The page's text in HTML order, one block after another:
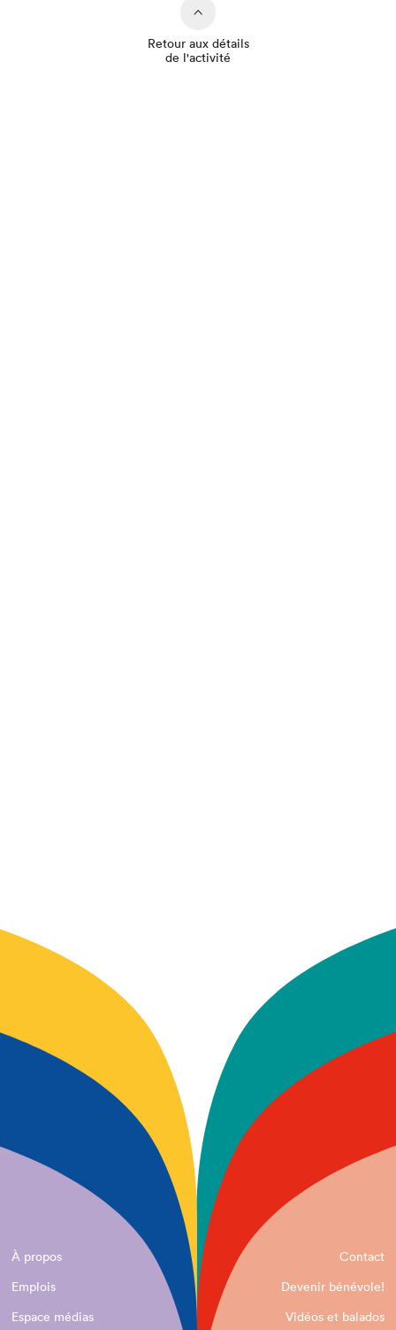
Retour aux détails
de l'activité
À propos
Contact
Emplois
Devenir bénévole!
Espace médias
Vidéos et balados